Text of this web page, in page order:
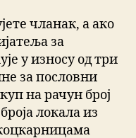
чланак, а ако
за
у износу од три
за пословни
на рачун број
локала из